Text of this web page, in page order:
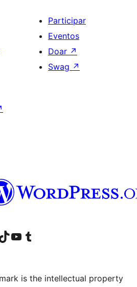
Participar
Eventos
Doar ↗
Swag ↗
do Instagram
conta do LinkedIn
nossa conta do TikTok
Acessar nosso canal do YouTube
Acessar nossa conta no Tumblr
is the intellectual property